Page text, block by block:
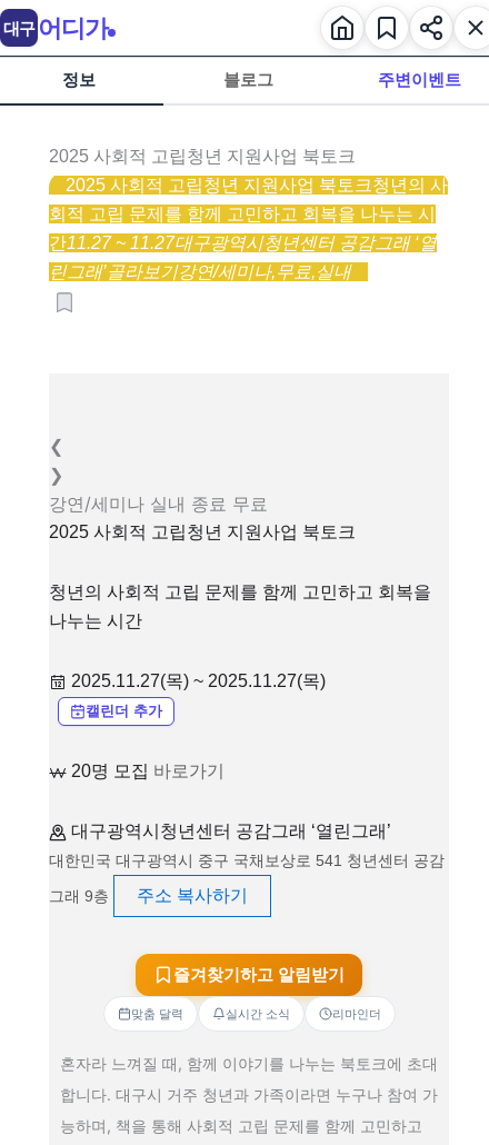
정보 블로그 주변이벤트
2025 사회적 고립청년 지원사업 북토크
2025 사회적 고립청년 지원사업 북토크청년의 사
회적 고립 문제를 함께 고민하고 회복을 나누는 시
간11.27 ~ 11.27대구광역시청년센터 공감그래 ‘열
린그래’골라보기강연/세미나,무료,실내
❮
❯
강연/세미나 실내 종료 무료
2025 사회적 고립청년 지원사업 북토크
청년의 사회적 고립 문제를 함께 고민하고 회복을
나누는 시간
2025.11.27(목) ~ 2025.11.27(목)
캘린더 추가
20명 모집 바로가기
대구광역시청년센터 공감그래 ‘열린그래’
대한민국 대구광역시 중구 국채보상로 541 청년센터 공감
그래 9층
주소 복사하기
즐겨찾기하고 알림받기
맞춤 달력 실시간 소식 리마인더
혼자라 느껴질 때, 함께 이야기를 나누는 북토크에 초대
합니다. 대구시 거주 청년과 가족이라면 누구나 참여 가
능하며, 책을 통해 사회적 고립 문제를 함께 고민하고
대구 어디가